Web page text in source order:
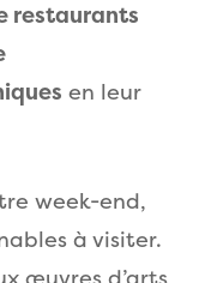
restaurants
en leur
week-end,
à visiter.